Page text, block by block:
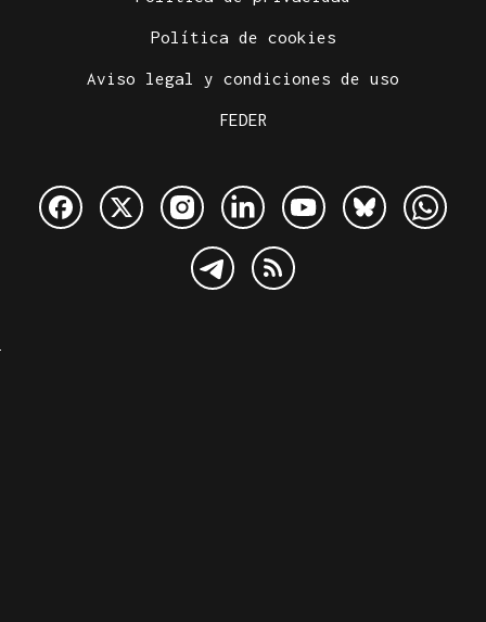
Política de cookies
Aviso legal y condiciones de uso
FEDER